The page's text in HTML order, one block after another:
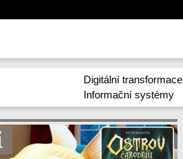
Digitální transformace
Informační systémy